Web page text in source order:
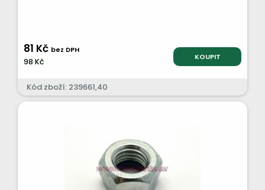
81 Kč bez DPH
98 Kč KOUPIT
Kód zboží: 239661,40